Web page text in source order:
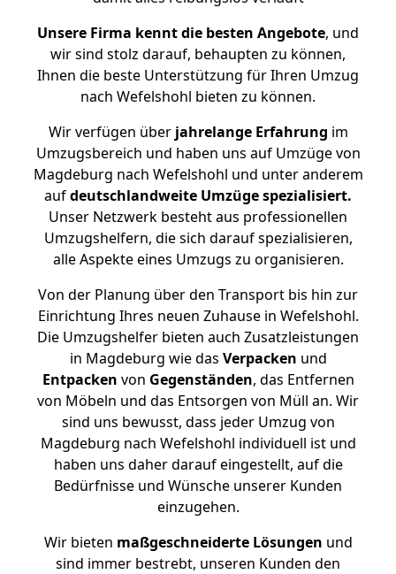
Unsere Firma kennt die besten Angebote, und
wir sind stolz darauf, behaupten zu können,
Ihnen die beste Unterstützung für Ihren Umzug
nach Wefelshohl bieten zu können.
Wir verfügen überjahrelange Erfahrung im
Umzugsbereich und haben uns auf Umzüge von
Magdeburg nach Wefelshohl und unter anderem
aufdeutschlandweite Umzüge spezialisiert.
Unser Netzwerk besteht aus professionellen
Umzugshelfern, die sich darauf spezialisieren,
alle Aspekte eines Umzugs zu organisieren.
Von der Planung über den Transport bis hin zur
Einrichtung Ihres neuen Zuhause in Wefelshohl.
Die Umzugshelfer bieten auch Zusatzleistungen
in Magdeburg wie das Verpacken und
Entpacken von Gegenständen, das Entfernen
von Möbeln und das Entsorgen von Müll an. Wir
sind uns bewusst, dass jeder Umzug von
Magdeburg nach Wefelshohl individuell ist und
haben uns daher darauf eingestellt, auf die
Bedürfnisse und Wünsche unserer Kunden
einzugehen.
Wir bieten maßgeschneiderte Lösungen und
sind immer bestrebt, unseren Kunden den